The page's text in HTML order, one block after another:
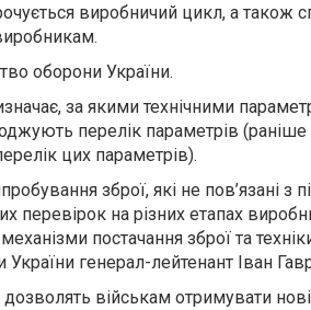
виробничий цикл, а також
оборони України.
за якими технічними
перелік параметрів
цих параметрів).
зброї, які не пов’язані з
перевірок на різних етапах
постачання зброї та
України генерал-лейтенант Іван
військам отримувати